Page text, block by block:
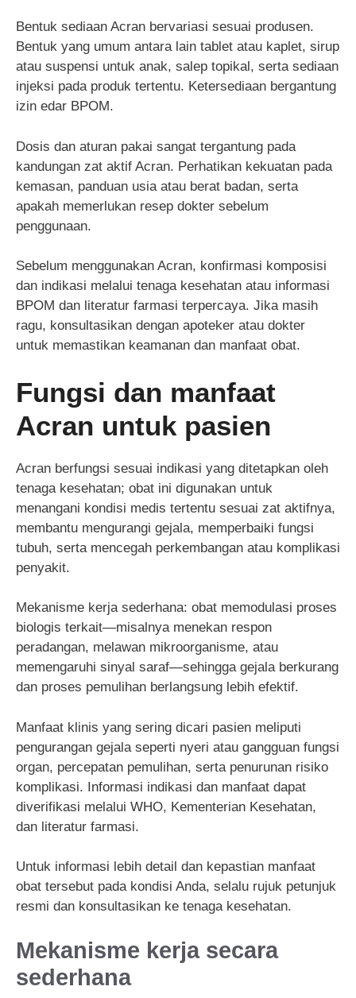
Bentuk sediaan Acran bervariasi sesuai produsen.
Bentuk yang umum antara lain tablet atau kaplet, sirup
atau suspensi untuk anak, salep topikal, serta sediaan
injeksi pada produk tertentu. Ketersediaan bergantung
izin edar BPOM.
Dosis dan aturan pakai sangat tergantung pada
kandungan zat aktif Acran. Perhatikan kekuatan pada
kemasan, panduan usia atau berat badan, serta
apakah memerlukan resep dokter sebelum
penggunaan.
Sebelum menggunakan Acran, konfirmasi komposisi
dan indikasi melalui tenaga kesehatan atau informasi
BPOM dan literatur farmasi terpercaya. Jika masih
ragu, konsultasikan dengan apoteker atau dokter
untuk memastikan keamanan dan manfaat obat.
Fungsi dan manfaat
Acran untuk pasien
Acran berfungsi sesuai indikasi yang ditetapkan oleh
tenaga kesehatan; obat ini digunakan untuk
menangani kondisi medis tertentu sesuai zat aktifnya,
membantu mengurangi gejala, memperbaiki fungsi
tubuh, serta mencegah perkembangan atau komplikasi
penyakit.
Mekanisme kerja sederhana: obat memodulasi proses
biologis terkait—misalnya menekan respon
peradangan, melawan mikroorganisme, atau
memengaruhi sinyal saraf—sehingga gejala berkurang
dan proses pemulihan berlangsung lebih efektif.
Manfaat klinis yang sering dicari pasien meliputi
pengurangan gejala seperti nyeri atau gangguan fungsi
organ, percepatan pemulihan, serta penurunan risiko
komplikasi. Informasi indikasi dan manfaat dapat
diverifikasi melalui WHO, Kementerian Kesehatan,
dan literatur farmasi.
Untuk informasi lebih detail dan kepastian manfaat
obat tersebut pada kondisi Anda, selalu rujuk petunjuk
resmi dan konsultasikan ke tenaga kesehatan.
Mekanisme kerja secara
sederhana